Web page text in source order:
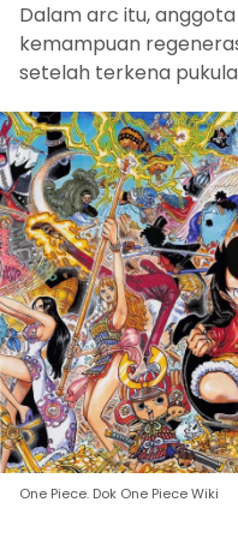
Dalam arc itu,
kemampuan
setelah terkena
One Piece. Dok One Piece Wiki